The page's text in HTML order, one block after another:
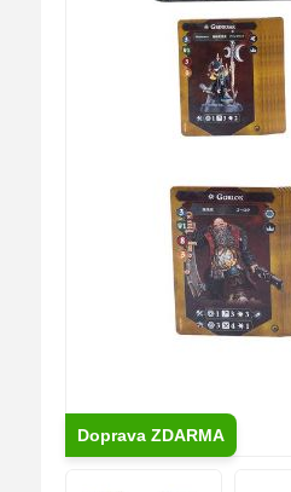
Doprava ZDARMA